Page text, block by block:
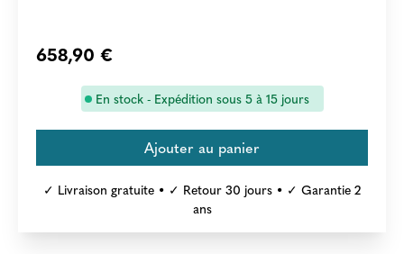
658,90 €
En stock - Expédition sous 5 à 15 jours
✓ Livraison gratuite • ✓ Retour 30 jours • ✓ Garantie 2
ans